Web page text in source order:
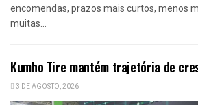
encomendas, prazos mais curtos, menos
muitas...
Kumho Tire mantém trajetória de
3 DE AGOSTO, 2026